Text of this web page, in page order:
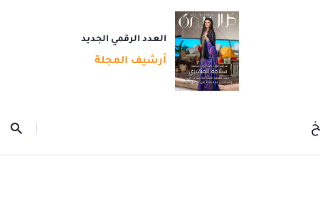
العدد الرقمي الجديد
أرشيف المجلة